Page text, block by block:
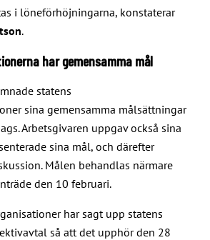
i löneförhöjningarna, konstaterar
.
har gemensamma mål
statens
sina gemensamma målsättningar
Arbetsgivaren uppgav också sina
sina mål, och därefter
Målen behandlas närmare
den 10 februari.
har sagt upp statens
så att det upphör den 28